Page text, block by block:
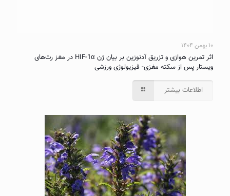
۱۰ بهمن ۱۴۰۴
اثر تمرین هوازی و تزریق آدنوزین بر بیان ژن HIF-1α در مغز رت‌های
ویستار پس از سکته مغزی- فیزیولوژی ورزشی
اطلاعات بیشتر